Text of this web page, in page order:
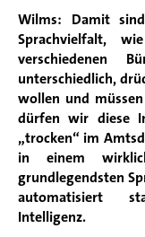
Wilms:
Damit
Sprachvielfalt,
verschiedenen
unterschiedlich,
wollen und
dürfen wir diese
„trocken“ im
in einem
grundlegendsten
automatisiert
Intelligenz.